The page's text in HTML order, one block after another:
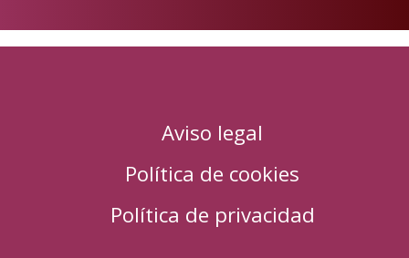
Aviso legal
Política de cookies
Política de privacidad